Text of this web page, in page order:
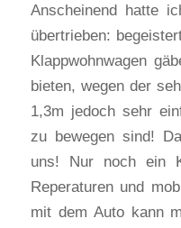
Anscheinend hatte
übertrieben:
Klappwohnwagen
bieten, wegen der
1,3m jedoch sehr
zu bewegen sind!
uns! Nur noch ein
Reperaturen und
mit dem Auto kann